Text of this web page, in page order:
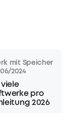
mit Speicher
2024
pro
2026